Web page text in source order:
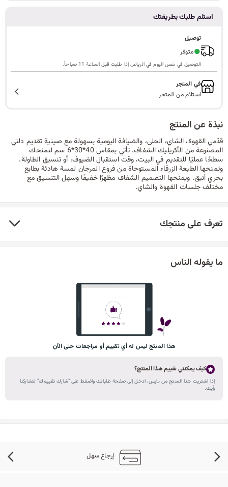
ا
استلم طلبك بطريقتك
توصيل
●متوفر
التوصيل في نفس اليوم في الرياض إذا طلبت قبل الساعة 11 صباحاً.
في المتجر
استلام من المتجر
نبذة عن المنتج
قدّمي القهوة، الشاي، الحلى، والضيافة اليومية بسهولة مع صينية تقديم دلتي
المصنوعة من الأكريليك الشفاف. تأتي بمقاس 40*30*6 سم لتمنحك
سطحًا عمليًا للتقديم في البيت، وقت استقبال الضيوف، أو تنسيق الطاولة.
وتمنحها الطبعة الزرقاء المستوحاة من فروع المرجان لمسة هادئة بطابع
بحري أنيق. ويمنحها التصميم الشفاف مظهرًا خفيفًا وسهل التنسيق مع
مختلف جلسات القهوة والشاي.
تعرف على منتجك
ما يقوله الناس
هذا المنتج ليس له أي تقييم أو مراجعات حتى الآن
كيف يمكنني تقييم هذا المنتج؟
إذا اشتريت هذا المنتج من نايس، ادخل إلى صفحة طلباتك واضغط على "شارك تقييمك" لتشاركنا
رأيك.
إرجاع سهل